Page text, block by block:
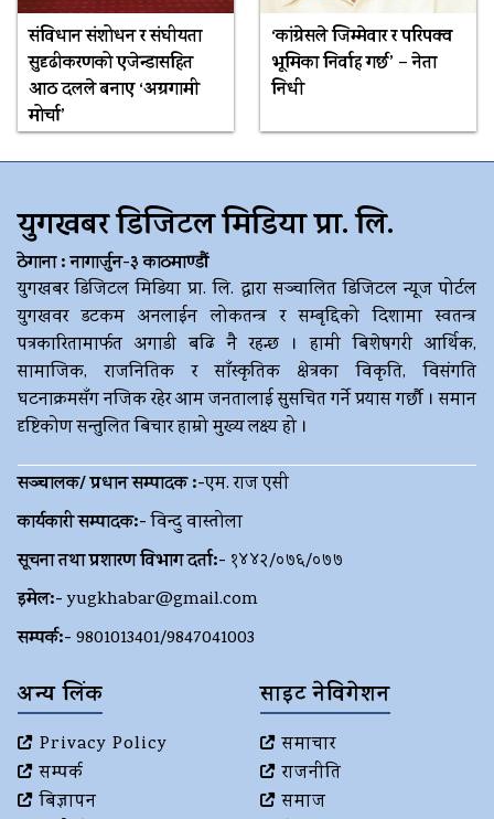
संविधान संशोधन र संघीयता
सुदृढीकरणको एजेन्डासहित
आठ दलले बनाए ‘अग्रगामी
मोर्चा’
‘कांग्रेसले जिम्मेवार र परिपक्व
भूमिका निर्वाह गर्छ’ – नेता
निधी
युगखबर डिजिटल मिडिया प्रा. लि.
ठेगाना : नागार्जुन-३ काठमाण्डौं
युगखबर डिजिटल मिडिया प्रा. लि. द्धारा सञ्चालित डिजिटल न्यूज पोर्टल
युगखवर डटकम अनलाईन लोकतन्त्र र सम्बृद्दिको दिशामा स्वतन्त्र
पत्रकारितामार्फत अगाडी बढि नै रहन्छ । हामी बिशेषगरी आर्थिक,
सामाजिक, राजनितिक र साँस्कृतिक क्षेत्रका विकृति, विसंगति
घटनाक्रमसँग नजिक रहेर आम जनतालाई सुसचित गर्ने प्रयास गर्छौ । समान
दृष्टिकोण सन्तुलित बिचार हाम्रो मुख्य लक्ष्य हो ।
सञ्चालक/ प्रधान सम्पादक :-एम. राज एसी
कार्यकारी सम्पादक:-विन्दु वास्तोला
सूचना तथा प्रशारण विभाग दर्ता:- १४४२/०७६/०७७
इमेल:- yugkhabar@gmail.com
सम्पर्क:- 9801013401/9847041003
अन्य लिंक
Privacy Policy
सम्पर्क
बिज्ञापन
साइट नेविगेशन
समाचार
राजनीति
समाज